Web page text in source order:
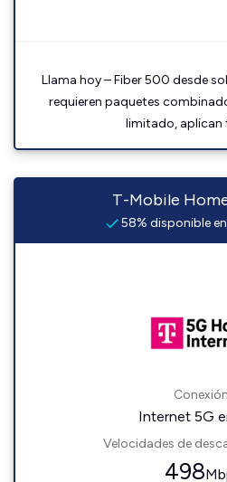
Llama hoy – Fiber 500 desde
requieren paquetes
limitado, aplican
T-Mobile
58% disponible
Internet 5G
Velocidades de
498